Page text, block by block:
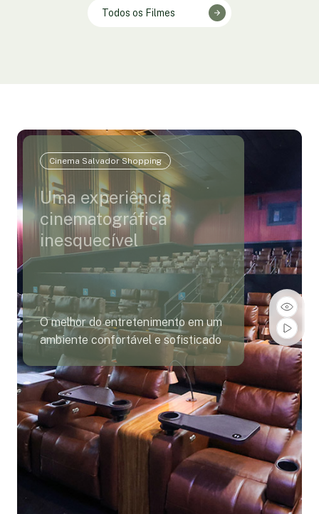
Todos os Filmes
Cinema Salvador Shopping
Uma experiência
cinematográfica
inesquecível
O melhor do entretenimento em um
ambiente confortável e sofisticado